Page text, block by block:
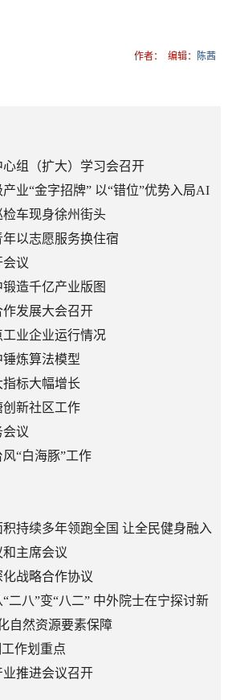
作者： 编辑： 陈茜
组（扩大）学习会召开
业“金字招牌” 以“错位”优势入局AI
车现身徐州街头
以志愿服务换住宿
会议
造千亿产业版图
发展大会召开
业企业运行情况
炼算法模型
指标大幅增长
新社区工作
议
“白海豚”工作
持续多年领跑全国 让全民健身融入
主席会议
战略合作协议
二八”变“八二” 中外院士在宁探讨新
自然资源要素保障
作划重点
推进会议召开